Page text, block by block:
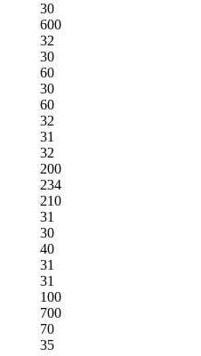
30
600
32
30
60
30
60
32
31
32
200
234
210
31
30
40
31
31
100
700
70
35